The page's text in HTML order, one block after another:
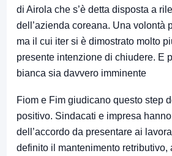
di Airola che s’è detta disposta a
dell’azienda coreana. Una volontà
ma il cui iter si è dimostrato molto
presente intenzione di chiudere. E
bianca sia davvero imminente
Fiom e Fim giudicano questo step
positivo. Sindacati e impresa
dell’accordo da presentare ai
definito il mantenimento retributivo,